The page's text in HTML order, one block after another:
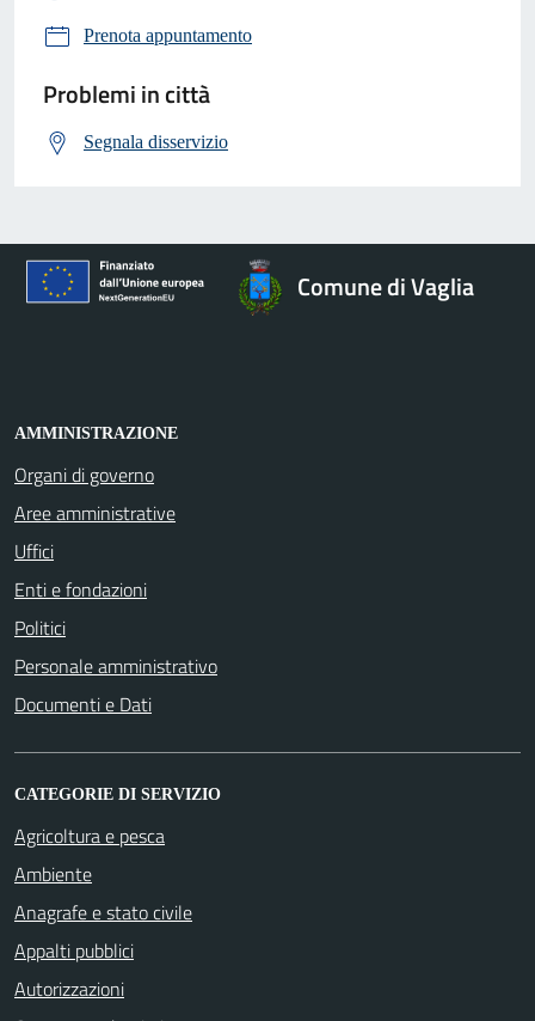
Prenota appuntamento
Problemi in città
Segnala disservizio
Comune di Vaglia
AMMINISTRAZIONE
Organi di governo
Aree amministrative
Uffici
Enti e fondazioni
Politici
Personale amministrativo
Documenti e Dati
CATEGORIE DI SERVIZIO
Agricoltura e pesca
Ambiente
Anagrafe e stato civile
Appalti pubblici
Autorizzazioni